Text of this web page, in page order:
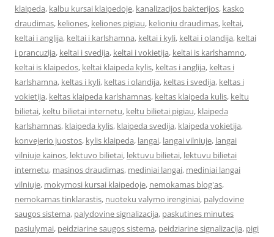
klaipeda, kalbu kursai klaipedoje, kanalizacijos bakterijos, kasko
draudimas, keliones, keliones pigiau, kelioniu draudimas, keltai,
keltai i anglija, keltai i karlshamna, keltai i kyli, keltai i olandija, keltai
i prancuzija, keltai i svedija, keltai i vokietija, keltai is karlshamno,
keltai is klaipedos, keltai klaipeda kylis, keltas i anglija, keltas i
karlshamna, keltas i kyli, keltas i olandija, keltas i svedija, keltas i
vokietija, keltas klaipeda karlshamnas, keltas klaipeda kulis, keltu
bilietai, keltu bilietai internetu, keltu bilietai pigiau, klaipeda
karlshamnas, klaipeda kylis, klaipeda svedija, klaipeda vokietija,
konvejerio juostos, kylis klaipeda, langai, langai vilniuje, langai
vilniuje kainos, lektuvo bilietai, lektuvu bilietai, lektuvu bilietai
internetu, masinos draudimas, mediniai langai, mediniai langai
vilniuje, mokymosi kursai klaipedoje, nemokamas blog'as,
nemokamas tinklarastis, nuoteku valymo irenginiai, palydovine
saugos sistema, palydovine signalizacija, paskutines minutes
pasiulymai, peidziarine saugos sistema, peidziarine signalizacija, pigi